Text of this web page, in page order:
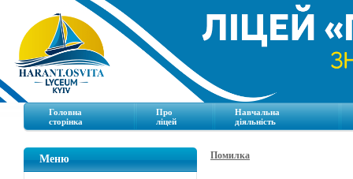
Головна
сторінка
Про
ліцей
Навчальна
діяльність
Меню Помилка